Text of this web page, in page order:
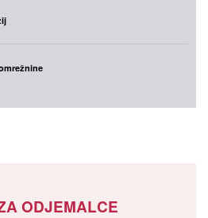
ODJEMALCE